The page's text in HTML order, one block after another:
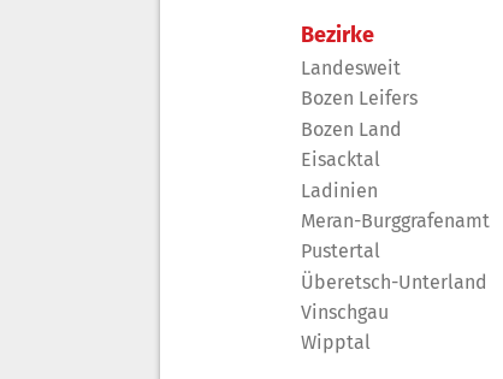
Bezirke
Landesweit
Bozen Leifers
Bozen Land
Eisacktal
Ladinien
Meran-Burggrafenamt
Pustertal
Überetsch-Unterland
Vinschgau
Wipptal